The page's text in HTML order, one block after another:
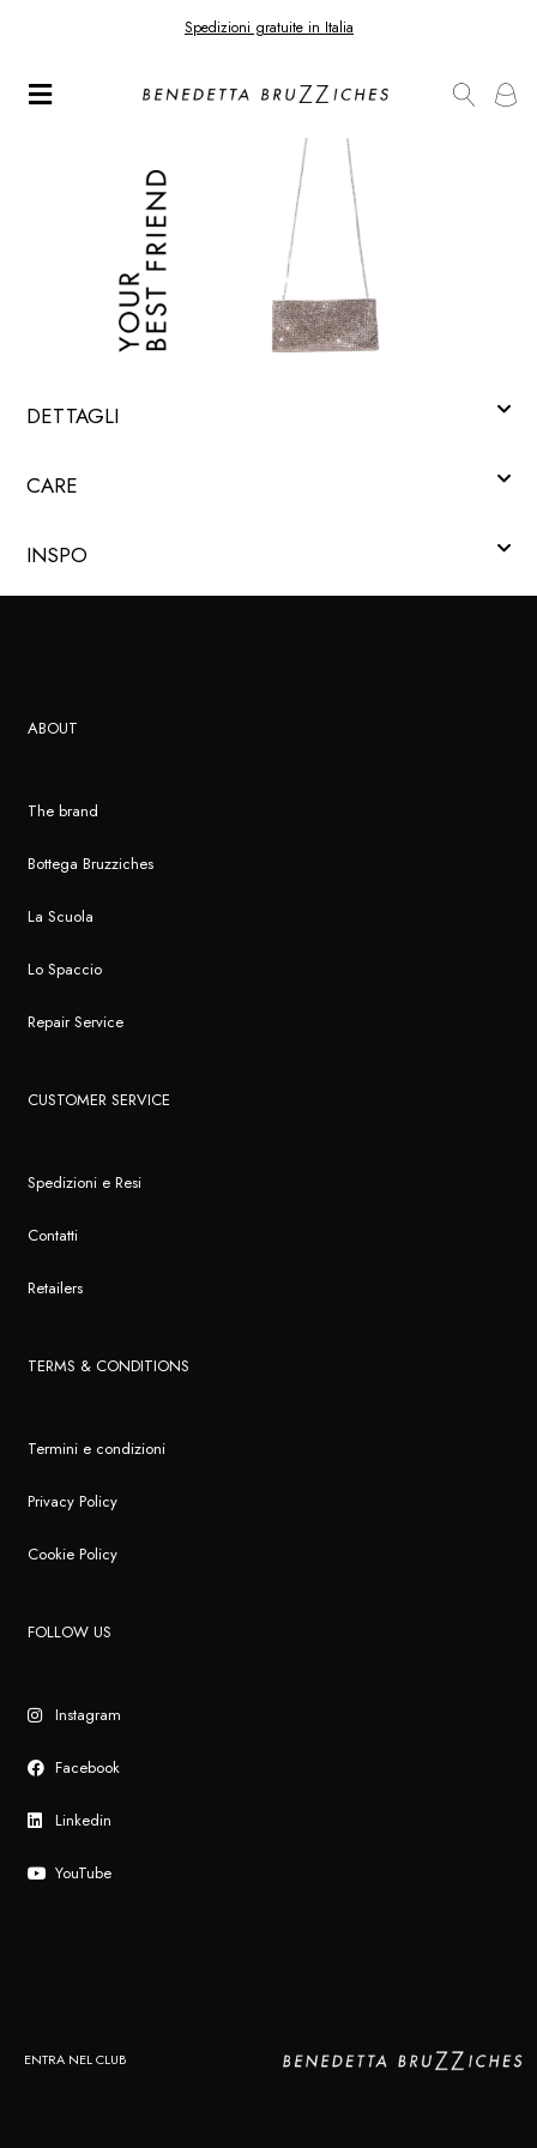
Spedizioni gratuite in Italia
DETTAGLI
CARE
INSPO
ABOUT
The brand
Bottega Bruzziches
La Scuola
Lo Spaccio
Repair Service
CUSTOMER SERVICE
Spedizioni e Resi
Contatti
Retailers
TERMS & CONDITIONS
Termini e condizioni
Privacy Policy
Cookie Policy
FOLLOW US
Instagram
Facebook
Linkedin
YouTube
ENTRA NEL CLUB